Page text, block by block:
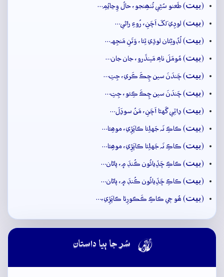
(بيت) طَعنو سُڻِي تُنھِنجو، حالُ وِڃايُمِ…
(بيت) لوڊِي لَکَ اَچَنِ، رُوءِ راڻي…
(بيت) لُڊُوڻِئان لوڌِي ٿِئا، وَتَنِ مَنجِهہ…
(بيت) مُومَلَ ناھِ مَينڌَرو، جان جان…
(بيت) چَندَنَ سين چِڪَ ڪَري، جِتِ…
(بيت) چَندَنَ سين چِڪَ ڪِئو، جِتِ…
(بيت) ڍاٽِي گَهڻا اَچَنِ، مَنُ سوڍَلَ…
(بيت) ڪاڪِ نَہ جَهلِئا ڪاپَڙِي، موھِئا…
(بيت) ڪاڪِ نَہ جَهلِئا ڪاپَڙِي، موھِئا…
(بيت) ڪاڪِ ڇَڏِيائُون ڪُنڊَ ۾، پاڻان…
(بيت) ڪاڪِ ڇَڏِيائُون ڪُنڊَ ۾، پاڻان…
(بيت) ھُو جٖي ڪاڪِ ڪَڪورِئا ڪاپَڙِي،…
 سُر جا ٻيا داستان